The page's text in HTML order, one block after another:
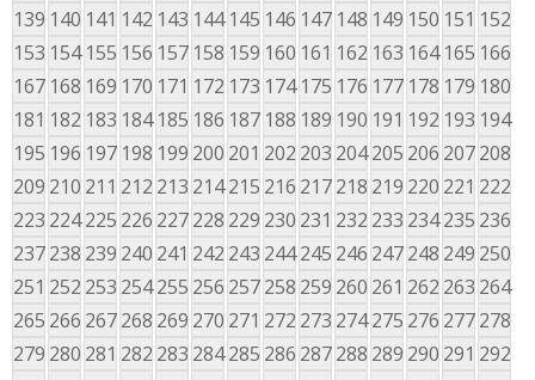
139 140 141 142 143 144 145 146 147 148 149 150 151 152
153 154 155 156 157 158 159 160 161 162 163 164 165 166
167 168 169 170 171 172 173 174 175 176 177 178 179 180
181 182 183 184 185 186 187 188 189 190 191 192 193 194
195 196 197 198 199 200 201 202 203 204205 206 207208
209 210 211 212 213 214215 216 217218 219 220 221 222
223 224225 226 227228 229 230 231 232 233 234235 236
237238 239 240 241 242 243 244245 246 247248 249 250
251 252 253 254255 256 257258 259 260 261 262 263 264
265 266 267268 269 270 271 272 273 274275 276 277278
279 280 281 282 283 284285 286 287288 289 290 291 292